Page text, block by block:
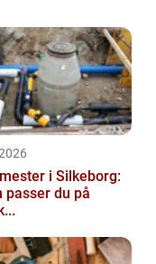
og
i Silkeborg:
passer du på